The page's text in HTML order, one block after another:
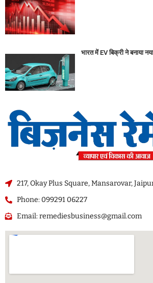
भारत में EV बिक्री ने बनाया
217, Okay Plus Square, Mansarovar,
Phone: 099291 06227
Email: remediesbusiness@gmail.com